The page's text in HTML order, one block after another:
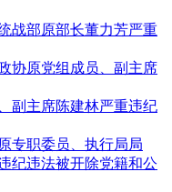
战部原部长董力芳严重
协原党组成员、副主席
副主席陈建林严重违纪
专职委员、执行局局
纪违法被开除党籍和公